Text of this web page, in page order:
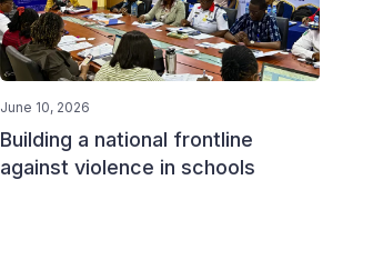
June 10, 2026
Building a national frontline
against violence in schools